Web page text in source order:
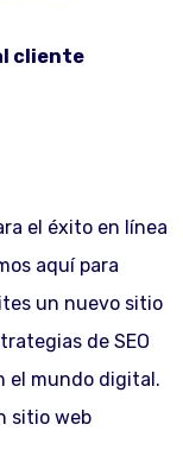
cliente
el éxito en línea
aquí para
un nuevo sitio
de SEO
el mundo digital.
sitio web